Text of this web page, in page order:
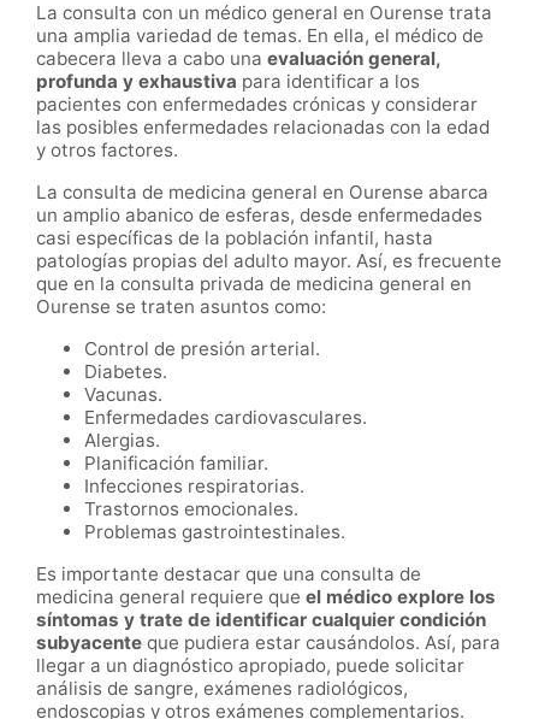
La consulta con un médico general en Ourense trata
una amplia variedad de temas. En ella, el médico de
cabecera lleva a cabo una evaluación general,
profunda y exhaustiva para identificar a los
pacientes con enfermedades crónicas y considerar
las posibles enfermedades relacionadas con la edad
y otros factores.
La consulta de medicina general en Ourense abarca
un amplio abanico de esferas, desde enfermedades
casi específicas de la población infantil, hasta
patologías propias del adulto mayor. Así, es frecuente
que en la consulta privada de medicina general en
Ourense se traten asuntos como:
Control de presión arterial.
Diabetes.
Vacunas.
Enfermedades cardiovasculares.
Alergias.
Planificación familiar.
Infecciones respiratorias.
Trastornos emocionales.
Problemas gastrointestinales.
Es importante destacar que una consulta de
medicina general requiere que el médico explore los
síntomas y trate de identificar cualquier condición
subyacente que pudiera estar causándolos. Así, para
llegar a un diagnóstico apropiado, puede solicitar
análisis de sangre, exámenes radiológicos,
endoscopias y otros exámenes complementarios.